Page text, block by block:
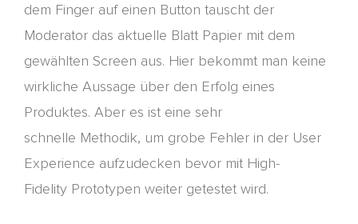
dem Finger auf einen Button tauscht der
Moderator das aktuelle Blatt Papier mit dem
gewählten Screen aus. Hier bekommt man keine
wirkliche Aussage über den Erfolg eines
Produktes. Aber es ist eine sehr
schnelle Methodik, um grobe Fehler in der User
Experience aufzudecken bevor mit High-
Fidelity Prototypen weiter getestet wird.